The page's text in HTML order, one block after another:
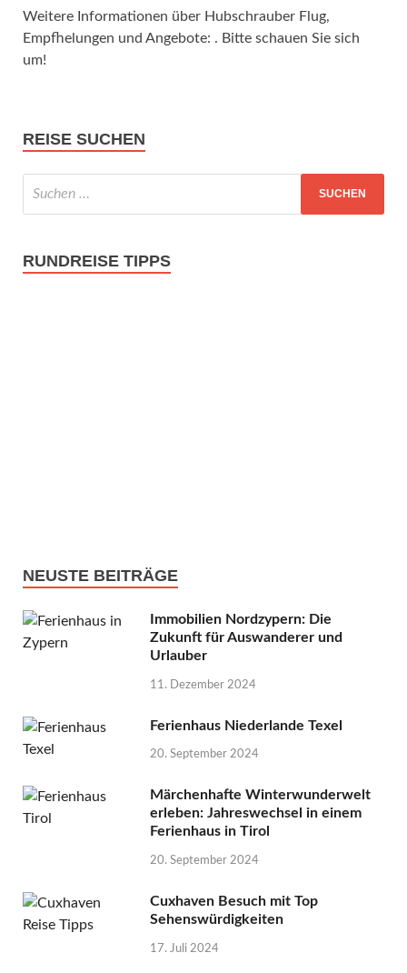
Weitere Informationen über Hubschrauber Flug,
Empfhelungen und Angebote: . Bitte schauen Sie sich
um!
REISE SUCHEN
RUNDREISE TIPPS
NEUSTE BEITRÄGE
Immobilien Nordzypern: Die
Zukunft für Auswanderer und
Urlauber
11. Dezember 2024
Ferienhaus Niederlande Texel
20. September 2024
Märchenhafte Winterwunderwelt
erleben: Jahreswechsel in einem
Ferienhaus in Tirol
20. September 2024
Cuxhaven Besuch mit Top
Sehenswürdigkeiten
17. Juli 2024